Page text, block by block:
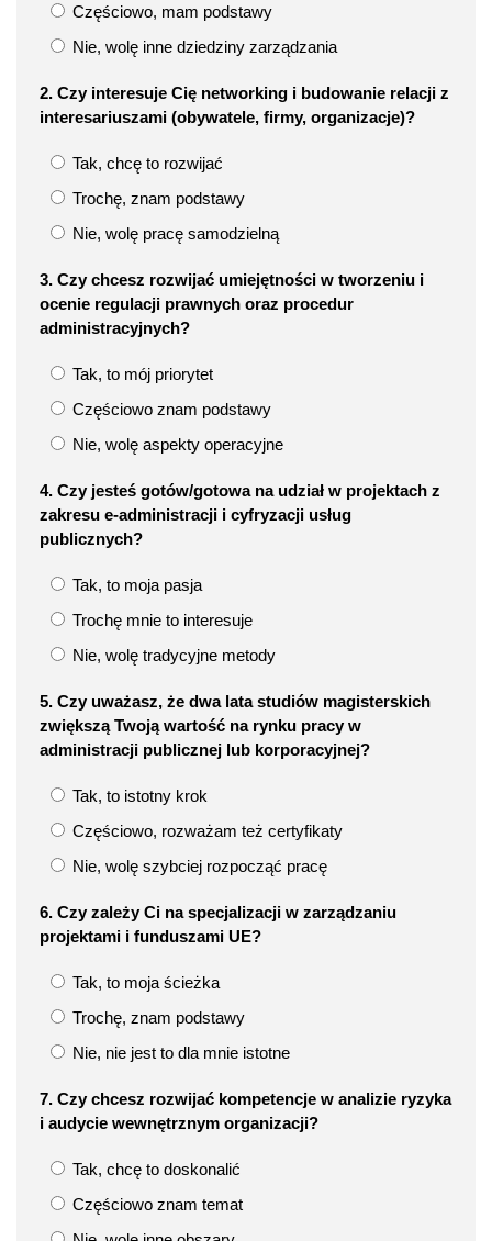
Częściowo, mam podstawy
Nie, wolę inne dziedziny zarządzania
2. Czy interesuje Cię networking i budowanie relacji z
interesariuszami (obywatele, firmy, organizacje)?
Tak, chcę to rozwijać
Trochę, znam podstawy
Nie, wolę pracę samodzielną
3. Czy chcesz rozwijać umiejętności w tworzeniu i
ocenie regulacji prawnych oraz procedur
administracyjnych?
Tak, to mój priorytet
Częściowo znam podstawy
Nie, wolę aspekty operacyjne
4. Czy jesteś gotów/gotowa na udział w projektach z
zakresu e-administracji i cyfryzacji usług
publicznych?
Tak, to moja pasja
Trochę mnie to interesuje
Nie, wolę tradycyjne metody
5. Czy uważasz, że dwa lata studiów magisterskich
zwiększą Twoją wartość na rynku pracy w
administracji publicznej lub korporacyjnej?
Tak, to istotny krok
Częściowo, rozważam też certyfikaty
Nie, wolę szybciej rozpocząć pracę
6. Czy zależy Ci na specjalizacji w zarządzaniu
projektami i funduszami UE?
Tak, to moja ścieżka
Trochę, znam podstawy
Nie, nie jest to dla mnie istotne
7. Czy chcesz rozwijać kompetencje w analizie ryzyka
i audycie wewnętrznym organizacji?
Tak, chcę to doskonalić
Częściowo znam temat